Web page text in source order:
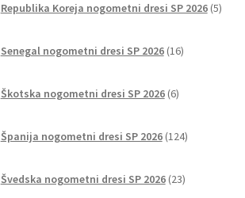
Republika Koreja nogometni dresi SP 2026 5
Senegal nogometni dresi SP 2026 16izdelkov
Škotska nogometni dresi SP 2026 6izdelkov
Španija nogometni dresi SP 2026 124izdelkov
Švedska nogometni dresi SP 2026 23izdelkov